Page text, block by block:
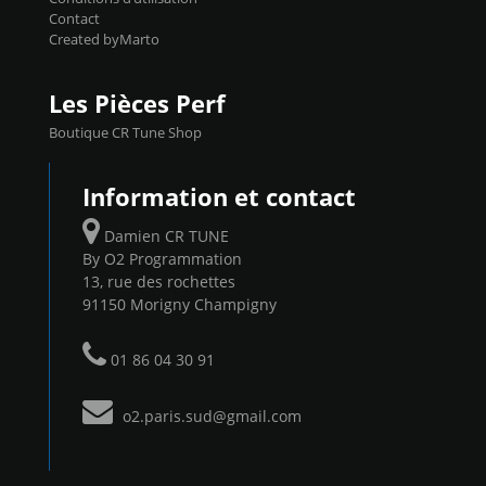
Contact
Created byMarto
Les Pièces Perf
Boutique CR Tune Shop
Information et contact
Damien CR TUNE
By O2 Programmation
13, rue des rochettes
91150 Morigny Champigny
01 86 04 30 91
o2.paris.sud@gmail.com